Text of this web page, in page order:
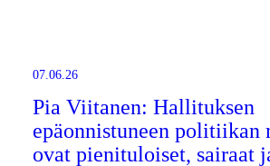
07.06.26
Pia Viitanen: Hallituksen
epäonnistuneen politiikan
ovat pienituloiset, sairaat